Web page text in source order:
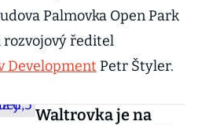
Palmovka Open Park
rozvojový ředitel
Development Petr Štyler.
Waltrovka je na